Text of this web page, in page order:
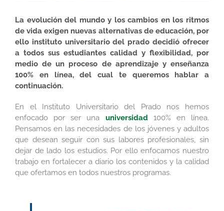
La evolución del mundo y los cambios en los ritmos
de vida exigen nuevas alternativas de educación, por
ello instituto universitario del prado decidió ofrecer
a todos sus estudiantes calidad y flexibilidad, por
medio de un proceso de aprendizaje y enseñanza
100% en línea, del cual te queremos hablar a
continuación.
En el Instituto Universitario del Prado nos hemos
enfocado por ser una universidad 100% en línea.
Pensamos en las necesidades de los jóvenes y adultos
que desean seguir con sus labores profesionales, sin
dejar de lado los estudios. Por ello enfocamos nuestro
trabajo en fortalecer a diario los contenidos y la calidad
que ofertamos en todos nuestros programas.